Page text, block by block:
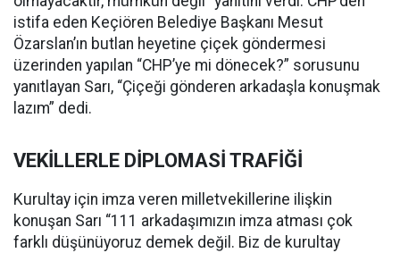
istifa eden Keçiören Belediye Başkanı Mesut
Özarslan’ın butlan heyetine çiçek göndermesi
üzerinden yapılan “CHP’ye mi dönecek?” sorusunu
yanıtlayan Sarı, “Çiçeği gönderen arkadaşla konuşmak
lazım” dedi.
VEKİLLERLE DİPLOMASİ TRAFİĞİ
Kurultay için imza veren milletvekillerine ilişkin
konuşan Sarı “111 arkadaşımızın imza atması çok
farklı düşünüyoruz demek değil. Biz de kurultay